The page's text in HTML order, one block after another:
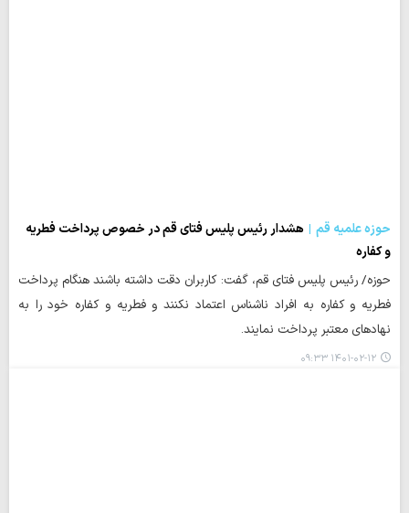
حوزه علمیه قم
هشدار رئیس پلیس فتای قم در خصوص پرداخت فطریه
و کفاره
حوزه/ رئیس پلیس فتای قم، گفت: کاربران دقت داشته باشند هنگام پرداخت
فطریه و کفاره به افراد ناشناس اعتماد نکنند و فطریه و کفاره خود را به
نهادهای معتبر پرداخت نمایند.
۱۴۰۱-۰۲-۱۲ ۰۹:۳۳